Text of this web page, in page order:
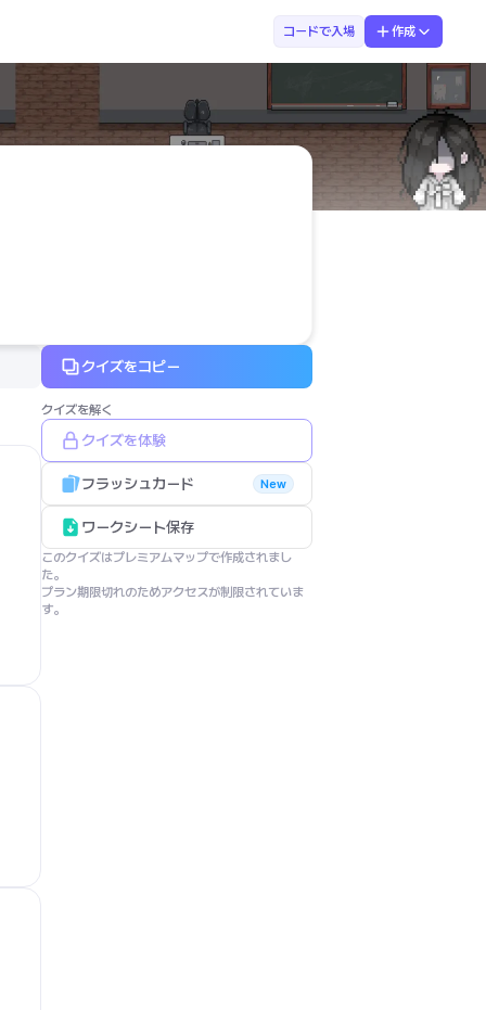
コードで入場 作成
まなぶてらす　たみ先生
クイズをコピー
クイズを解く
クイズを体験
フラッシュカード New
ワークシート保存
このクイズはプレミアムマップで作成されまし
た。
プラン期限切れのためアクセスが制限されていま
す。